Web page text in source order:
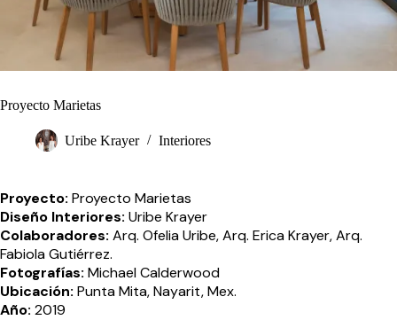
Proyecto Marietas
Uribe Krayer Interiores
Proyecto: Proyecto Marietas
Diseño Interiores: Uribe Krayer
Colaboradores: Arq. Ofelia Uribe, Arq. Erica Krayer, Arq.
Fabiola Gutiérrez.
Fotografías: Michael Calderwood
Ubicación: Punta Mita, Nayarit, Mex.
Año: 2019